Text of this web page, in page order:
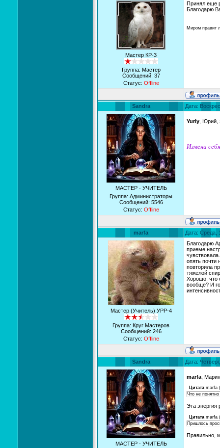
Мастер КР-3
Группа: Мастер
Сообщений: 37
Статус: Offline
Принял еще
Благодарю
Миром правит
Sandra Дата:
МАСТЕР - УЧИТЕЛЬ
Группа: Администраторы
Сообщений: 5546
Статус: Offline
Yuriy , Юрий,
Измени
marfa Дата: Среда,
Мастер (Учитель) УРР-4
Группа: Круг Мастеров
Сообщений: 246
Статус: Offline
Благодарю
приеме
опять почти
повторила
тяжелой
Хорошо, что
вообще? И
Sandra Дата:
МАСТЕР - УЧИТЕЛЬ
marfa ,
Цитата marfa (
Что не
Эта энергия
Цитата marfa (
Пришлось
Правильно,